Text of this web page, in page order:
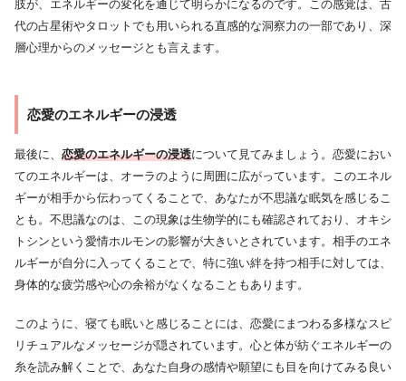
肢が、エネルギーの変化を通じて明らかになるのです。この感覚は、古
代の占星術やタロットでも用いられる直感的な洞察力の一部であり、深
層心理からのメッセージとも言えます。
恋愛のエネルギーの浸透
最後に、 恋愛のエネルギーの浸透について見てみましょう。恋愛におい
てのエネルギーは、オーラのように周囲に広がっています。このエネル
ギーが相手から伝わってくることで、あなたが不思議な眠気を感じるこ
とも。不思議なのは、この現象は生物学的にも確認されており、オキシ
トシンという愛情ホルモンの影響が大きいとされています。相手のエネ
ルギーが自分に入ってくることで、特に強い絆を持つ相手に対しては、
身体的な疲労感や心の余裕がなくなることもあります。
このように、寝ても眠いと感じることには、恋愛にまつわる多様なスピ
リチュアルなメッセージが隠されています。心と体が紡ぐエネルギーの
糸を読み解くことで、あなた自身の感情や願望にも目を向けてみる良い